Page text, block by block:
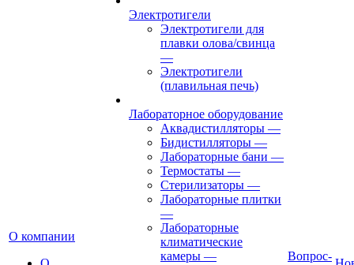
О компании
Электротигели
Электротигели для
плавки олова/свинца
—
Электротигели
(плавильная печь)
Лабораторное оборудование
Аквадистилляторы —
Бидистилляторы —
Лабораторные бани —
Термостаты —
Стерилизаторы —
Лабораторные плитки
—
Лабораторные
климатические
камеры —
Вопрос-